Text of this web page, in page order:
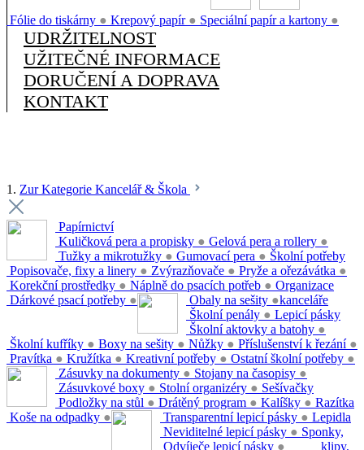
Fólie do tiskárny ● Krepový papír ● Speciální papír a kartony ●
UDRŽITELNOST
UŽITEČNÉ INFORMACE
DORUČENÍ A DOPRAVA
KONTAKT
1. Zur Kategorie Kancelář & Škola
Papírnictví
Kuličková pera a propisky ● Gelová pera a rollery ●
Tužky a mikrotužky ● Gumovací pera ●
Popisovače, fixy a linery ● Zvýrazňovače ● Pryže a ořezávátka ●
Korekční prostředky ● Náplně do psacích potřeb ●
Dárkové psací potřeby ●
Školní potřeby
Obaly na sešity ●
Školní penály ●
Školní aktovky a batohy ●
Školní kufříky ● Boxy na sešity ● Nůžky ● Příslušenství k řezání ●
Pravítka ● Kružítka ● Kreativní potřeby ● Ostatní školní potřeby ●
Organizace
kanceláře
Zásuvky na dokumenty ● Stojany na časopisy ●
Zásuvkové boxy ● Stolní organizéry ●
Podložky na stůl ● Drátěný program ● Kalíšky ●
Koše na odpadky ●
Lepicí pásky
Transparentní lepicí pásky ●
Neviditelné lepicí pásky ●
Odvíječe lepicí pásky ●
Sešívačky
Razítka
Lepidla
Sponky,
klipy,